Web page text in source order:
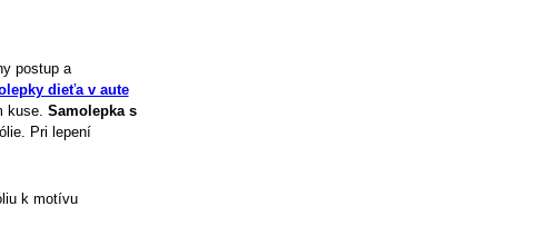
postup a
dieťa v aute
kuse. Samolepka s
Pri lepení
k motívu